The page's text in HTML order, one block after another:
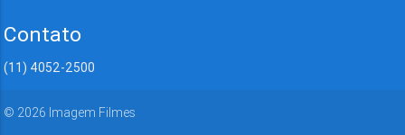
Contato
(11) 4052-2500
© 2026 Imagem Filmes